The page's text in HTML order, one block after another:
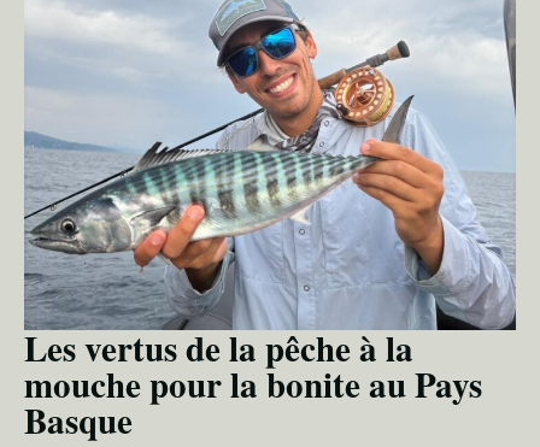
Les vertus de la pêche à la
mouche pour la bonite au Pays
Basque